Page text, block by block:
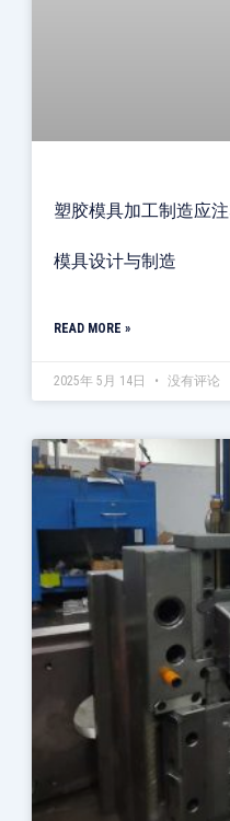
塑胶模具加工制造应
模具设计与制造
READ MORE »
2025年 5月 14日 没有评论